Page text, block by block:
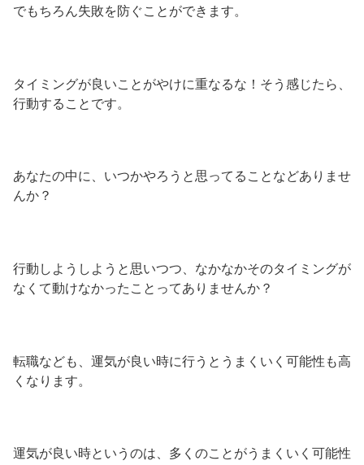
でもちろん失敗を防ぐことができます。
タイミングが良いことがやけに重なるな！そう感じたら、
行動することです。
あなたの中に、いつかやろうと思ってることなどありませ
んか？
行動しようしようと思いつつ、なかなかそのタイミングが
なくて動けなかったことってありませんか？
転職なども、運気が良い時に行うとうまくいく可能性も高
くなります。
運気が良い時というのは、多くのことがうまくいく可能性